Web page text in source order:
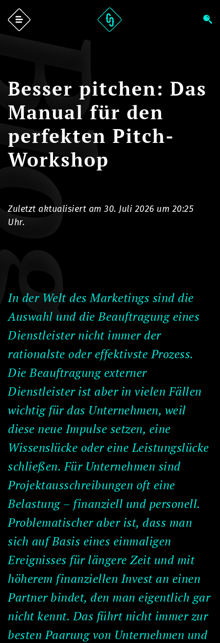
Besser pitchen: Das
Manual für den
perfekten Pitch-
Workshop
Zuletzt aktualisiert am 30. Juli 2026 um 20:25
Uhr.
In der Welt des Marketings sind die
Auswahl und die Beauftragung eines
Dienstleister nicht immer der
rationalste oder effektivste Prozess.
Die Beauftragung externer
Dienstleister ist aber in vielen Fällen
wichtig für das Unternehmen, weil
diese neue Impulse setzen, eine
Wissenslücke oder eine Leistungslücke
schließen. Für Unternehmen sind
Projektausschreibungen oft eine
Belastung – finanziell und personell.
Problematischer aber ist, dass man
sich auf Basis eines einmaligen
Ereignisses für längere Zeit und mit
höherem finanziellen Invest an einen
Partner bindet, den man eigentlich gar
nicht kennt. Das führt nicht immer zur
besten Paarung von Unternehmen und